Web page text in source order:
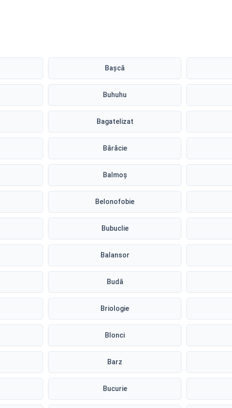
Bașcă
Buhuhu
Bagatelizat
Bărăcie
Balmoș
Belonofobie
Bubuclie
Balansor
Budă
Briologie
Blonci
Barz
Bucurie